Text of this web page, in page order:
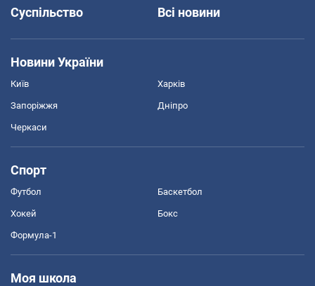
Суспільство
Всі новини
Новини України
Київ Харків
Запоріжжя Дніпро
Черкаси
Спорт
Футбол Баскетбол
Хокей Бокс
Формула-1
Моя школа